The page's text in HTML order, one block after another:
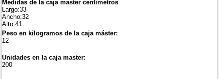
Medidas de la caja master centímetros
Largo:33
Ancho:32
Alto:41
Peso en kilogramos de la caja máster:
12
Unidades en la caja master:
200